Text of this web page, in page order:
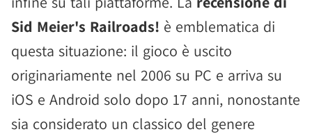
Sid Meier's Railroads! è emblematica di
questa situazione: il gioco è uscito
originariamente nel 2006 su PC e arriva su
iOS e Android solo dopo 17 anni, nonostante
sia considerato un classico del genere